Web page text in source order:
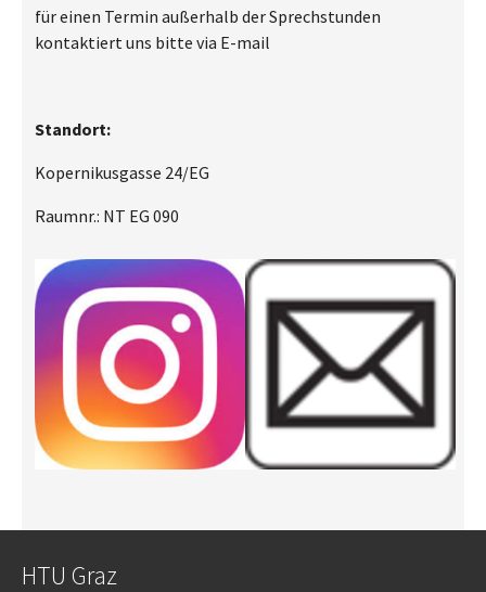
für einen Termin außerhalb der Sprechstunden
kontaktiert uns bitte via E-mail
Standort:
Kopernikusgasse 24/EG
Raumnr.: NT EG 090
HTU Graz